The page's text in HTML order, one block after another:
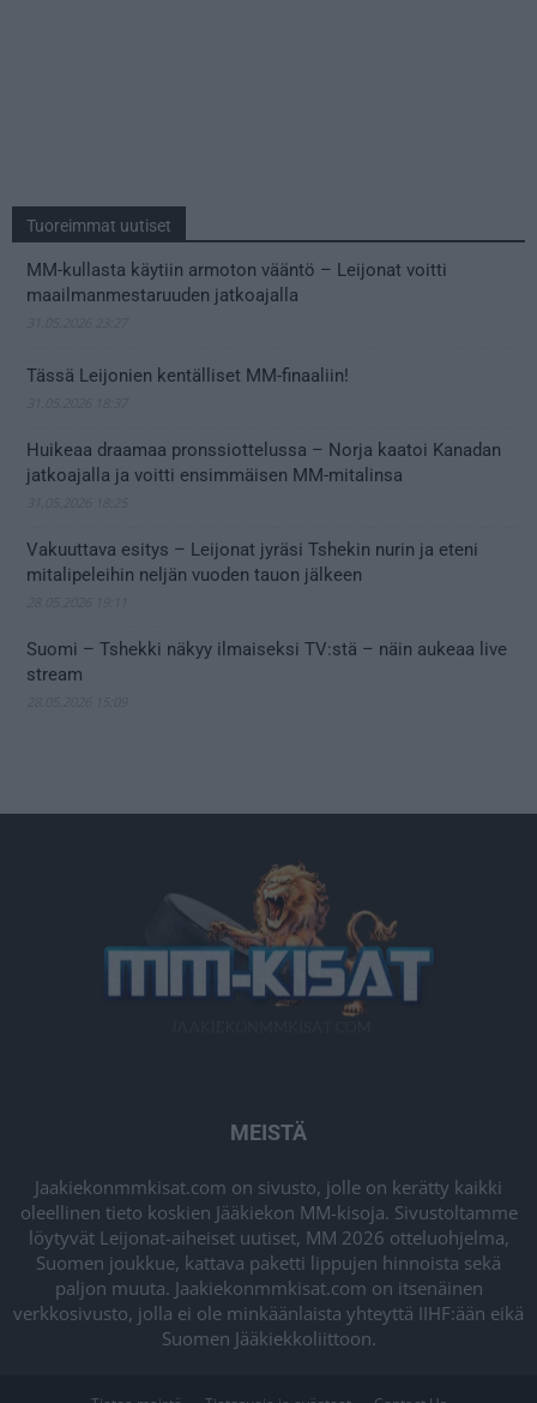
Tuoreimmat uutiset
MM-kullasta käytiin armoton vääntö – Leijonat voitti
maailmanmestaruuden jatkoajalla
Tässä Leijonien kentälliset MM-finaaliin!
Huikeaa draamaa pronssiottelussa – Norja kaatoi Kanadan
jatkoajalla ja voitti ensimmäisen MM-mitalinsa
Vakuuttava esitys – Leijonat jyräsi Tshekin nurin ja eteni
mitalipeleihin neljän vuoden tauon jälkeen
Suomi – Tshekki näkyy ilmaiseksi TV:stä – näin aukeaa live
stream
MEISTÄ
Jaakiekonmmkisat.com on sivusto, jolle on kerätty kaikki
oleellinen tieto koskien Jääkiekon MM-kisoja. Sivustoltamme
löytyvät Leijonat-aiheiset uutiset, MM 2026 otteluohjelma,
Suomen joukkue, kattava paketti lippujen hinnoista sekä
paljon muuta. Jaakiekonmmkisat.com on itsenäinen
verkkosivusto, jolla ei ole minkäänlaista yhteyttä IIHF:ään eikä
Suomen Jääkiekkoliittoon.